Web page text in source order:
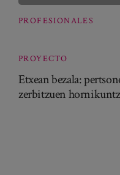
PROFESIONALES
PROYECTO
Etxean bezala:
zerbitzuen